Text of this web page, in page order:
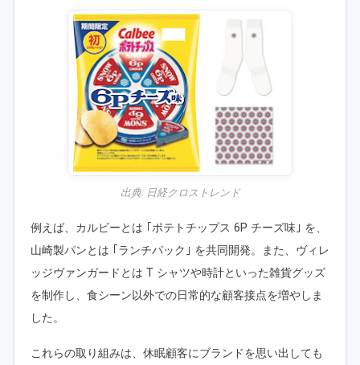
出典: 日経クロストレンド
例えば、カルビーとは ｢ポテトチップス 6P チーズ味｣ を、
山崎製パンとは ｢ランチパック｣ を共同開発。また、ヴィレ
ッジヴァンガードとは T シャツや時計といった雑貨グッズ
を制作し、食シーン以外での日常的な顧客接点を増やしま
した。
これらの取り組みは、休眠顧客にブランドを思い出しても